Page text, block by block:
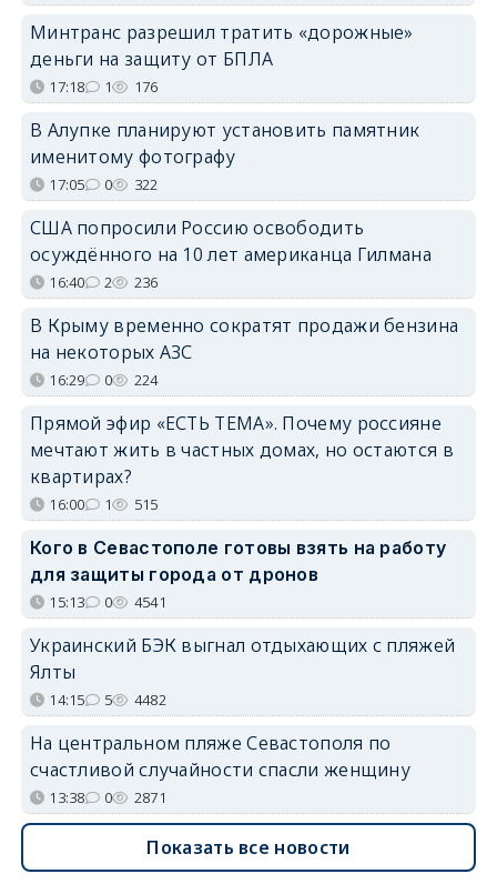
Минтранс разрешил тратить «дорожные»
деньги на защиту от БПЛА
17:18 1 176
В Алупке планируют установить памятник
именитому фотографу
17:05 0 322
США попросили Россию освободить
осуждённого на 10 лет американца Гилмана
16:40 2 236
В Крыму временно сократят продажи бензина
на некоторых АЗС
16:29 0 224
Прямой эфир «ЕСТЬ ТЕМА». Почему россияне
мечтают жить в частных домах, но остаются в
квартирах?
16:00 1 515
Кого в Севастополе готовы взять на работу
для защиты города от дронов
15:13 0 4541
Украинский БЭК выгнал отдыхающих с пляжей
Ялты
14:15 5 4482
На центральном пляже Севастополя по
счастливой случайности спасли женщину
13:38 0 2871
Показать все новости